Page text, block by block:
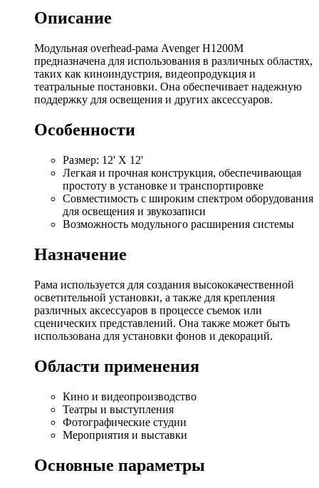
Описание
Модульная overhead-рама Avenger H1200M
предназначена для использования в различных областях,
таких как киноиндустрия, видеопродукция и
театральные постановки. Она обеспечивает надежную
поддержку для освещения и других аксессуаров.
Особенности
Размер: 12' X 12'
Легкая и прочная конструкция, обеспечивающая
простоту в установке и транспортировке
Совместимость с широким спектром оборудования
для освещения и звукозаписи
Возможность модульного расширения системы
Назначение
Рама используется для создания высококачественной
осветительной установки, а также для крепления
различных аксессуаров в процессе съемок или
сценических представлений. Она также может быть
использована для установки фонов и декораций.
Области применения
Кино и видеопроизводство
Театры и выступления
Фотографические студии
Мероприятия и выставки
Основные параметры